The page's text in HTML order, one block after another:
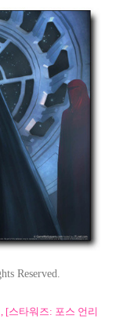
Reserved.
[스타워즈: 포스 언리